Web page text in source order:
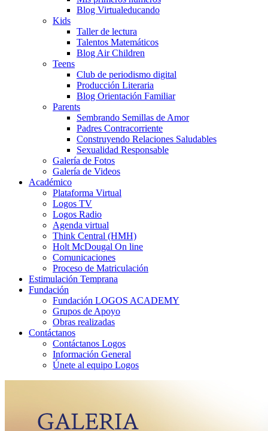
Blog Virtualeducando
Kids
Taller de lectura
Talentos Matemáticos
Blog Air Children
Teens
Club de periodismo digital
Producción Literaria
Blog Orientación Familiar
Parents
Sembrando Semillas de Amor
Padres Contracorriente
Construyendo Relaciones Saludables
Sexualidad Responsable
Galería de Fotos
Galería de Videos
Académico
Plataforma Virtual
Logos TV
Logos Radio
Agenda virtual
Think Central (HMH)
Holt McDougal On line
Comunicaciones
Proceso de Matriculación
Estimulación Temprana
Fundación
Fundación LOGOS ACADEMY
Grupos de Apoyo
Obras realizadas
Contáctanos
Contáctanos Logos
Información General
Únete al equipo Logos